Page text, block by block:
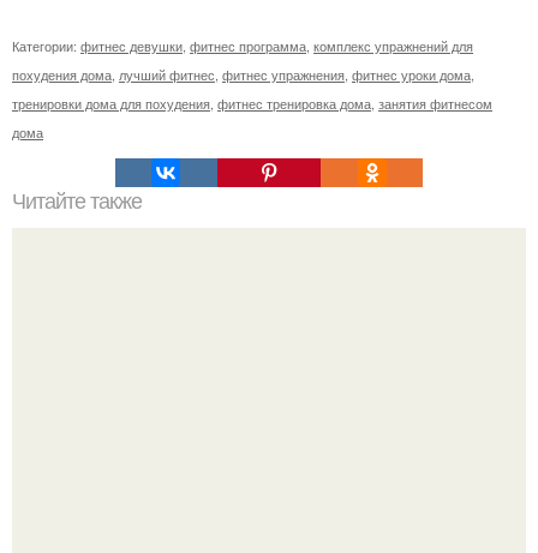
Категории: фитнес девушки, фитнес программа, комплекс упражнений для
похудения дома, лучший фитнес, фитнес упражнения, фитнес уроки дома,
тренировки дома для похудения, фитнес тренировка дома, занятия фитнесом
дома
Читайте также